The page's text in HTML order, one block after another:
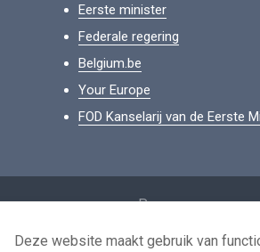
Eerste minister
Federale regering
Belgium.be
Your Europe
FOD Kanselarij van de Eerste
Voorwaarden voor het
Deze website maakt gebruik van